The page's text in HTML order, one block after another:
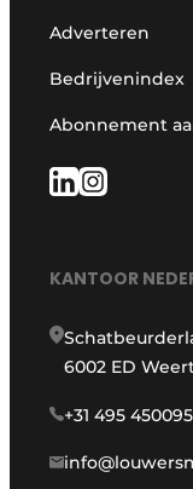
Adverteren
Bedrijvenindex
Abonnement
KANTOOR
6002 ED
+31 495 450095